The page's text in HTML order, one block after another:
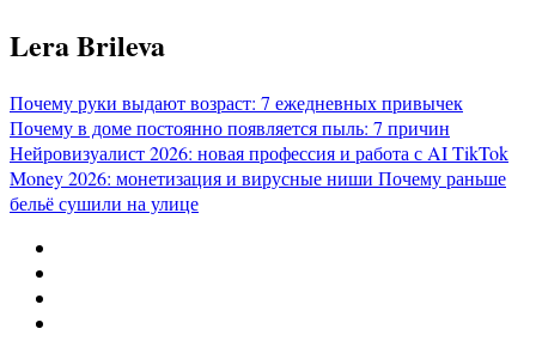
Перейти
к
Lera Brileva
Почему руки выдают возраст: 7 ежедневных привычек
Почему в доме постоянно появляется пыль: 7 причин
Нейровизуалист 2026: новая профессия и работа с AITikTok
Money 2026: монетизация и вирусные ниши Почему раньше
бельё сушили на улице